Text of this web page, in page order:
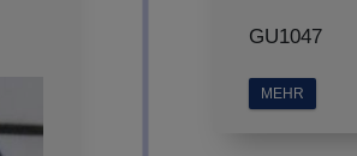
GU1047
MEHR